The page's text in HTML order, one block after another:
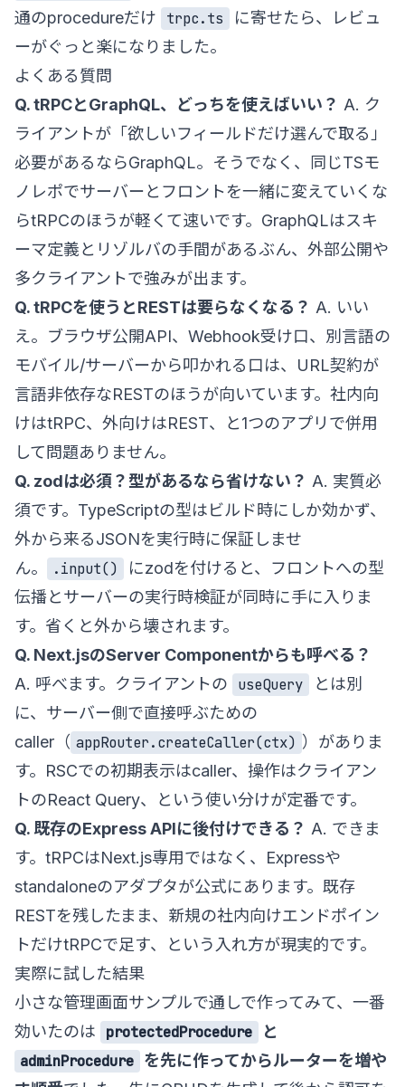
通のprocedureだけ
trpc.ts
に寄せたら、レビュ
ーがぐっと楽になりました。
よくある質問
Q. tRPCとGraphQL、どっちを使えばいい？ A. ク
ライアントが「欲しいフィールドだけ選んで取る」
必要があるならGraphQL。そうでなく、同じTSモ
ノレポでサーバーとフロントを一緒に変えていくな
らtRPCのほうが軽くて速いです。GraphQLはスキ
ーマ定義とリゾルバの手間があるぶん、外部公開や
多クライアントで強みが出ます。
Q. tRPCを使うとRESTは要らなくなる？ A. いい
え。ブラウザ公開API、Webhook受け口、別言語の
モバイル/サーバーから叩かれる口は、URL契約が
言語非依存なRESTのほうが向いています。社内向
けはtRPC、外向けはREST、と1つのアプリで併用
して問題ありません。
Q. zodは必須？型があるなら省けない？ A. 実質必
須です。TypeScriptの型はビルド時にしか効かず、
外から来るJSONを実行時に保証しませ
ん。
.input()
にzodを付けると、フロントへの型
伝播とサーバーの実行時検証が同時に手に入りま
す。省くと外から壊されます。
Q. Next.jsのServer Componentからも呼べる？
A. 呼べます。クライアントの
useQuery
とは別
に、サーバー側で直接呼ぶための
caller（ appRouter.createCaller(ctx) ）がありま
す。RSCでの初期表示はcaller、操作はクライアン
トのReact Query、という使い分けが定番です。
Q. 既存のExpress APIに後付けできる？ A. できま
す。tRPCはNext.js専用ではなく、Expressや
standaloneのアダプタが公式にあります。既存
RESTを残したまま、新規の社内向けエンドポイン
トだけtRPCで足す、という入れ方が現実的です。
実際に試した結果
小さな管理画面サンプルで通しで作ってみて、一番
効いたのは
protectedProcedure
と
adminProcedure を先に作ってからルーターを増や